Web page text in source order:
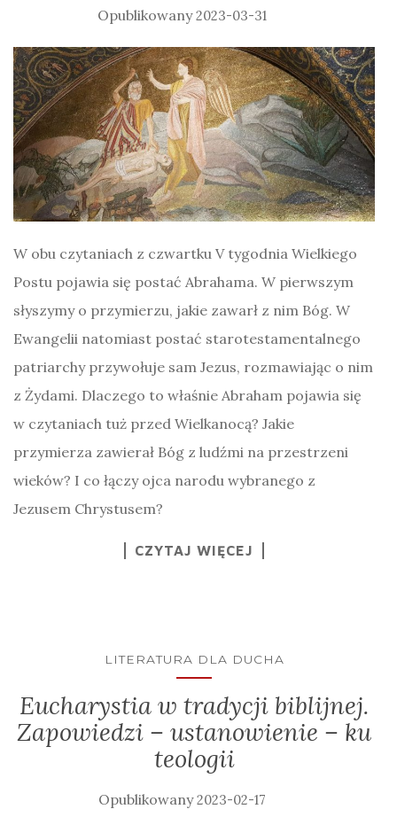
2023-03-31
W obu czytaniach z czwartku V tygodnia Wielkiego
Postu pojawia się postać Abrahama. W pierwszym
słyszymy o przymierzu, jakie zawarł z nim Bóg. W
Ewangelii natomiast postać starotestamentalnego
patriarchy przywołuje sam Jezus, rozmawiając o nim
z Żydami. Dlaczego to właśnie Abraham pojawia się
w czytaniach tuż przed Wielkanocą? Jakie
przymierza zawierał Bóg z ludźmi na przestrzeni
wieków? I co łączy ojca narodu wybranego z
Jezusem Chrystusem?
CZYTAJ WIĘCEJ
LITERATURA DLA DUCHA
Eucharystia w tradycji biblijnej.
Zapowiedzi – ustanowienie – ku
teologii
2023-02-17